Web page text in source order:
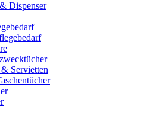
Dispenser
Servietten